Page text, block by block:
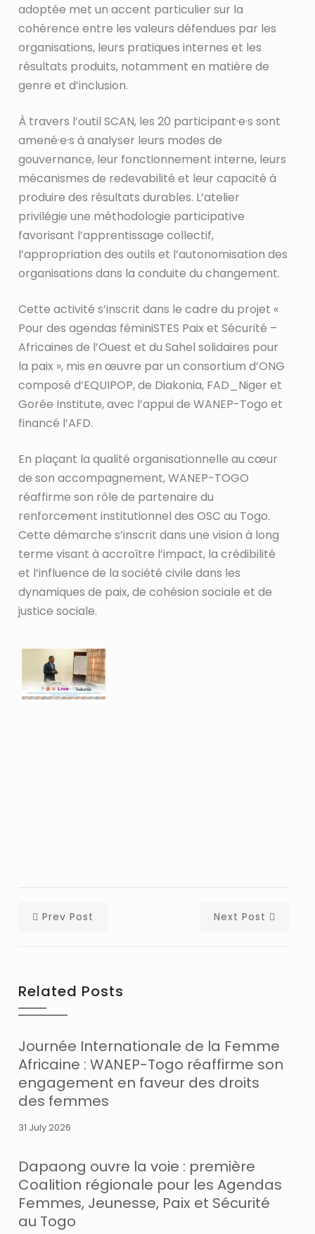
adoptée met un accent particulier sur la
cohérence entre les valeurs défendues par les
organisations, leurs pratiques internes et les
résultats produits, notamment en matière de
genre et d’inclusion.
À travers l’outil SCAN, les 20 participant·e·s sont
amené·e·s à analyser leurs modes de
gouvernance, leur fonctionnement interne, leurs
mécanismes de redevabilité et leur capacité à
produire des résultats durables. L’atelier
privilégie une méthodologie participative
favorisant l’apprentissage collectif,
l’appropriation des outils et l’autonomisation des
organisations dans la conduite du changement.
Cette activité s’inscrit dans le cadre du projet «
Pour des agendas féminiSTES Paix et Sécurité –
Africaines de l’Ouest et du Sahel solidaires pour
la paix », mis en œuvre par un consortium d’ONG
composé d’EQUIPOP, de Diakonia, FAD_Niger et
Gorée Institute, avec l’appui de WANEP-Togo et
financé l’AFD.
En plaçant la qualité organisationnelle au cœur
de son accompagnement, WANEP-TOGO
réaffirme son rôle de partenaire du
renforcement institutionnel des OSC au Togo.
Cette démarche s’inscrit dans une vision à long
terme visant à accroître l’impact, la crédibilité
et l’influence de la société civile dans les
dynamiques de paix, de cohésion sociale et de
justice sociale.
Prev Post Next Post
Related Posts
Journée Internationale de la Femme
Africaine : WANEP-Togo réaffirme son
engagement en faveur des droits
des femmes
31 July 2026
Dapaong ouvre la voie : première
Coalition régionale pour les Agendas
Femmes, Jeunesse, Paix et Sécurité
au Togo